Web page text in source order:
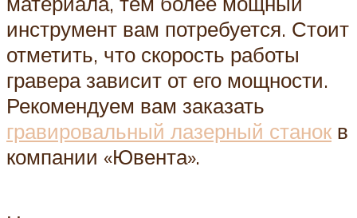
инструмент вам потребуется. Стоит
отметить, что скорость работы
гравера зависит от его мощности.
Рекомендуем вам заказать
гравировальный лазерный станок в
компании «Ювента».